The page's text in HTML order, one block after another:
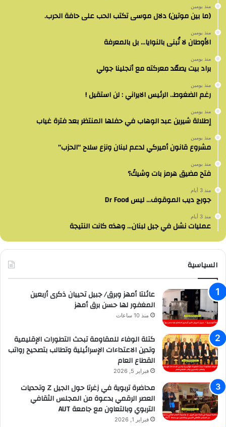
منذ يومين
(ما بين موتين) دلال موسى تكتب الحب على حافة الحرب.
منذ يومين
الأوطان لا تُبنى بالنوايا… بل بالمعرفة
منذ يومين
براد بيت يصعّد معركته مع أنجلينا جولي
منذ يومين
رغم الضغوط.. الرئيس الايراني : لن استقيل !
منذ يومين
إطلالة شيرين عبد الوهاب في حفلها المنتظر بعد فترة غياب
منذ يومين
مشروع قانون أميركي لدعم لبنان ونزع سلاح “الحزب”
منذ يومين
فتح مضيق هرمز بات وشيكً؟
منذ 3 أيام
جورج ديب الموقوف… ليس Dr Food
منذ 3 أيام
عمليات نشل في جبل لبنان… وهذه كانت النتيجة
السياسية
عائلتا أمهز وبرق/ جبيل تحييان ذكرى أربعين
المغفور لها حسن برق أمهز
منذ 10 ساعات
كتلة الوفاء للمقاومة تبحث التطورات الإقليمية
وتدين الاعتداءات الإسرائيلية وتطالب بتصحيح رواتب
القطاع العام
فبراير 5, 2026
محاضرة تربوية في زغرتا حول الجيل Z وتحديات
العصر الرقمي بدعوة من المجلس الثقافي
التربوي وبالتعاون مع جامعة AUT
فبراير 1, 2026